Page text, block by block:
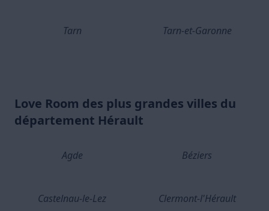
Tarn Tarn-et-Garonne
Love Room des plus grandes villes du
département Hérault
Agde Béziers
Castelnau-le-Lez Clermont-l'Hérault